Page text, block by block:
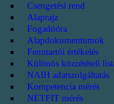
Csengetési rend
Alaprajz
Fogadóóra
Alapdokumentumok
Fenntartói értékelés
Különös közzétételi
NAIH adatszolgáltatás
Kompetencia mérés
NETFIT mérés